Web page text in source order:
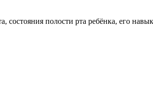
полости рта ребёнка, его